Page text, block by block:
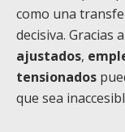
como una
decisiva. Gracias
ajustados,
tensionados
que sea